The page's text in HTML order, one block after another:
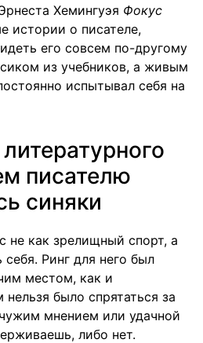
Хемингуэя Фокус
истории о писателе,
его совсем по-другому
из учебников, а живым
испытывал себя на
писателю
синяки
не как зрелищный спорт, а
Ринг для него был
местом, как и
было спрятаться за
мнением или удачной
либо нет.